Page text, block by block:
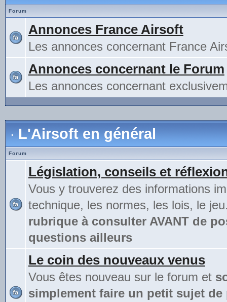
Forum
Annonces France Airsoft
Les annonces concernant France
Annonces concernant le Forum
Les annonces concernant
L'Airsoft en général
Forum
Législation, conseils et
Vous y trouverez des informations
technique, les normes, les lois, le
rubrique à consulter AVANT de
questions ailleurs
Le coin des nouveaux venus
Vous êtes nouveau sur le forum et
simplement faire un petit sujet